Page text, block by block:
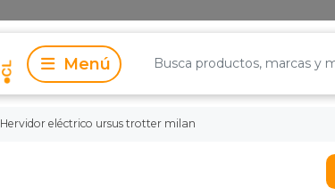
Hervidor eléctrico ursus trotter milan